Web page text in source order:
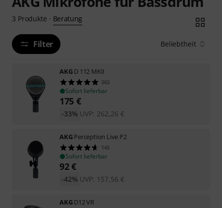
3 Produkte · Beratung
Filter Beliebtheit
AKGD 112 MKII
363
Sofort lieferbar
175 €
UVP: 262,26 €
-33%
AKGPerception Live P2
143
Sofort lieferbar
92€
UVP: 157,56 €
-42%
AKGD12 VR